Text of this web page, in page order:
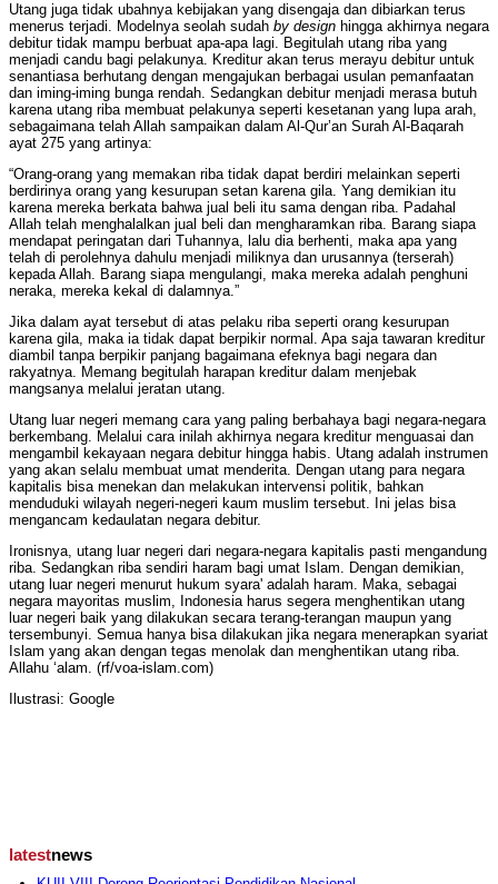
Utang juga tidak ubahnya kebijakan yang disengaja dan dibiarkan terus
menerus terjadi. Modelnya seolah sudah by design hingga akhirnya negara
debitur tidak mampu berbuat apa-apa lagi. Begitulah utang riba yang
menjadi candu bagi pelakunya. Kreditur akan terus merayu debitur untuk
senantiasa berhutang dengan mengajukan berbagai usulan pemanfaatan
dan iming-iming bunga rendah. Sedangkan debitur menjadi merasa butuh
karena utang riba membuat pelakunya seperti kesetanan yang lupa arah,
sebagaimana telah Allah sampaikan dalam Al-Qur’an Surah Al-Baqarah
ayat 275 yang artinya:
“Orang-orang yang memakan riba tidak dapat berdiri melainkan seperti
berdirinya orang yang kesurupan setan karena gila. Yang demikian itu
karena mereka berkata bahwa jual beli itu sama dengan riba. Padahal
Allah telah menghalalkan jual beli dan mengharamkan riba. Barang siapa
mendapat peringatan dari Tuhannya, lalu dia berhenti, maka apa yang
telah di perolehnya dahulu menjadi miliknya dan urusannya (terserah)
kepada Allah. Barang siapa mengulangi, maka mereka adalah penghuni
neraka, mereka kekal di dalamnya.”
Jika dalam ayat tersebut di atas pelaku riba seperti orang kesurupan
karena gila, maka ia tidak dapat berpikir normal. Apa saja tawaran kreditur
diambil tanpa berpikir panjang bagaimana efeknya bagi negara dan
rakyatnya. Memang begitulah harapan kreditur dalam menjebak
mangsanya melalui jeratan utang.
Utang luar negeri memang cara yang paling berbahaya bagi negara-negara
berkembang. Melalui cara inilah akhirnya negara kreditur menguasai dan
mengambil kekayaan negara debitur hingga habis. Utang adalah instrumen
yang akan selalu membuat umat menderita. Dengan utang para negara
kapitalis bisa menekan dan melakukan intervensi politik, bahkan
menduduki wilayah negeri-negeri kaum muslim tersebut. Ini jelas bisa
mengancam kedaulatan negara debitur.
Ironisnya, utang luar negeri dari negara-negara kapitalis pasti mengandung
riba. Sedangkan riba sendiri haram bagi umat Islam. Dengan demikian,
utang luar negeri menurut hukum syara' adalah haram. Maka, sebagai
negara mayoritas muslim, Indonesia harus segera menghentikan utang
luar negeri baik yang dilakukan secara terang-terangan maupun yang
tersembunyi. Semua hanya bisa dilakukan jika negara menerapkan syariat
Islam yang akan dengan tegas menolak dan menghentikan utang riba.
Allahu ‘alam. (rf/voa-islam.com)
Ilustrasi: Google
latestnews